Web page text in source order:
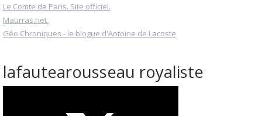
Le Comte de Paris. Site officiel.
Maurras.net.
Géo Chroniques - le blogue d'Antoine de Lacoste
lafautearousseau royaliste